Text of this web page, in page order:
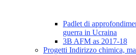
Padlet di
guerra in Ucraina
3B AFM as 2017-18
Progetti Indirizzo chimica,